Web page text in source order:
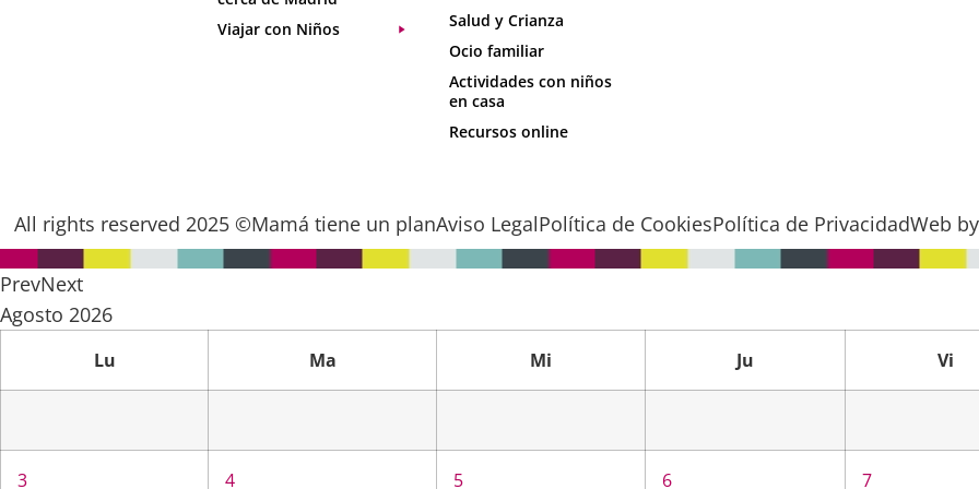
Viajar con Niños
Salud y Crianza
Ocio familiar
Actividades con niños
en casa
Recursos online
All rights reserved 2025 ©Mamá tiene un planAviso LegalPolítica de CookiesPolítica de PrivacidadWeb
PrevNext
Agosto 2026
Lu Ma Mi Ju Vi
3 4 5 6 7